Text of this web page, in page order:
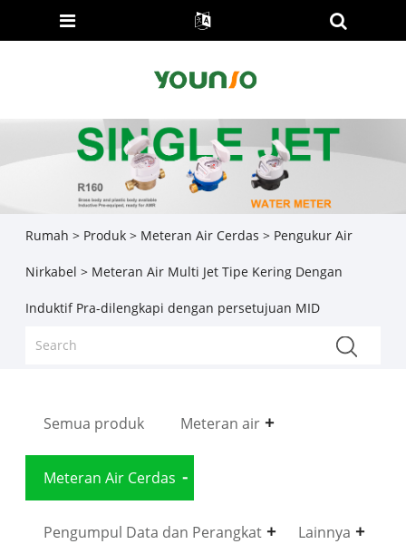
Rumah > Produk> Meteran Air Cerdas > Pengukur Air
Nirkabel > Meteran Air Multi Jet Tipe Kering Dengan
Induktif Pra-dilengkapi dengan persetujuan MID
Semua produk Meteran air
Meteran Air Cerdas
Pengumpul Data dan Perangkat Lainnya